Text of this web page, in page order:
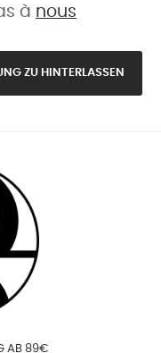
à nous
ZU HINTERLASSEN
AB 89€